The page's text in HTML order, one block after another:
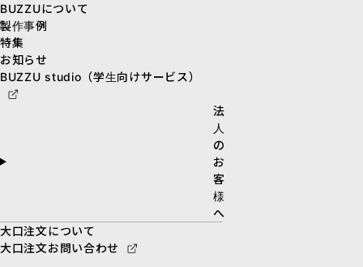
BUZZUについて
製作事例
特集
お知らせ
BUZZU studio（学生向けサービス）
法
人
の
お
客
様
へ
大口注文について
大口注文お問い合わせ